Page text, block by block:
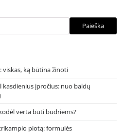
Paieška
ką būtina žinoti
įpročius: nuo baldų
verta būti budriems?
plotą: formulės